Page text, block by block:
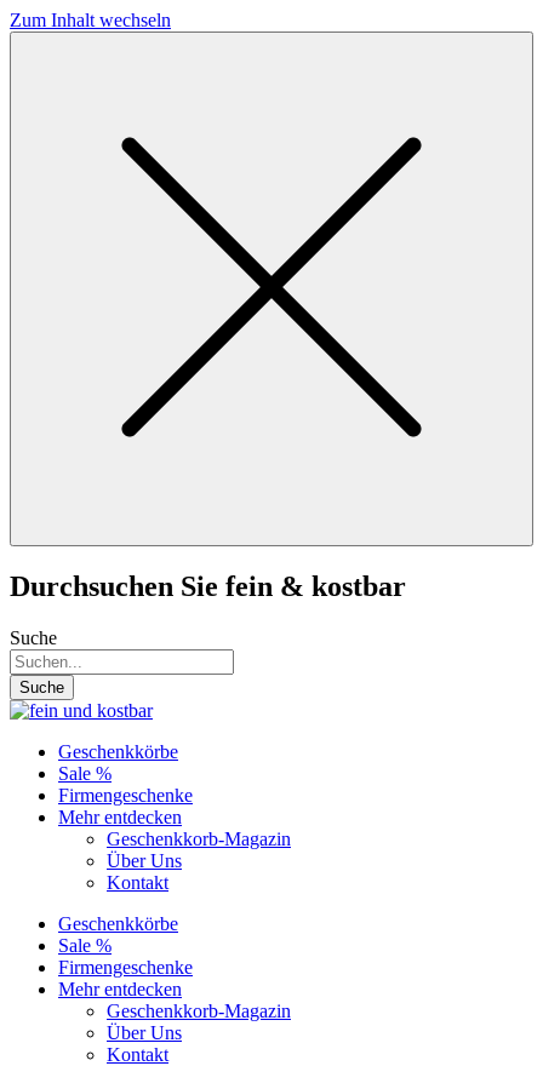
Zum Inhalt wechseln
Durchsuchen Sie fein & kostbar
Suche
Suche
Geschenkkörbe
Sale %
Firmengeschenke
Mehr entdecken
Geschenkkorb-Magazin
Über Uns
Kontakt
Geschenkkörbe
Sale %
Firmengeschenke
Mehr entdecken
Geschenkkorb-Magazin
Über Uns
Kontakt